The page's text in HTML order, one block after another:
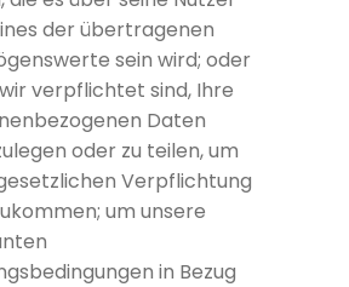
der übertragenen
sein wird; oder
verpflichtet sind, Ihre
Daten
oder zu teilen, um
Verpflichtung
um unsere
in Bezug